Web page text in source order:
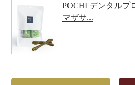
POCHI デンタルプ
マザサ...